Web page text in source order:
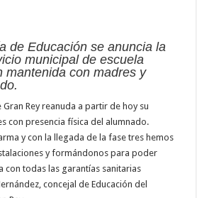
de Educación se anuncia la
municipal de escuela
mantenida con madres y
Gran Rey reanuda a partir de hoy su
con presencia física del alumnado.
y con la llegada de la fase tres hemos
y formándonos para poder
con todas las garantías sanitarias
concejal de Educación del